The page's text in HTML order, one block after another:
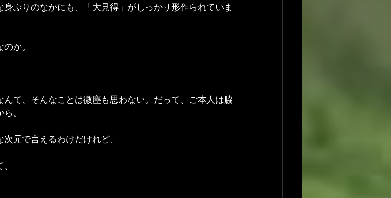
ぶりのなかにも、「大見得」がしっかり形作られていま
か。
て、そんなことは微塵も思わない。だって、ご本人は脇
。
元で言えるわけだけれど、